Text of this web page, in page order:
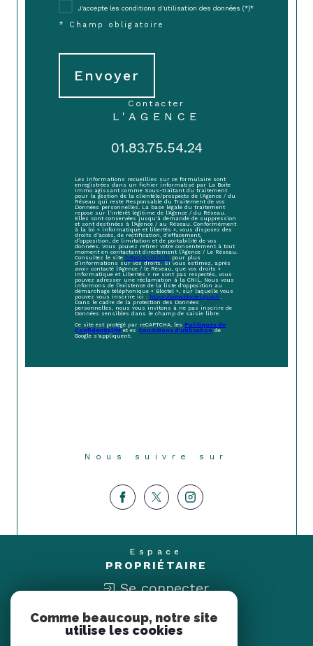
J'accepte les conditions d'utilisation des données (*)*
* Champ obligatoire
Envoyer
contacter
L'AGENCE
01.83.75.54.24
Les informations recueillies sur ce formulaire sont
enregistrées dans un fichier informatisé par La Boite
Immo agissant comme Sous-traitant du traitement
pour la gestion de la clientèle/prospects de l'Agence / du
Réseau qui reste Responsable du Traitement de vos
Données personnelles. La base légale du traitement
repose sur l'intérêt légitime de l'Agence / du Réseau.
Elles sont conservées jusqu'à demande de suppression
et sont destinées à l'Agence / au Réseau. Conformément
à la loi « informatique et libertés », vous disposez des
droits d’accès, de rectification, d’effacement,
d’opposition, de limitation et de portabilité de vos
données. Vous pouvez retirer votre consentement à tout
moment en contactant directement l’Agence / Le Réseau.
Consultez le site https://cnil.fr/fr pour plus
d’informations sur vos droits. Si vous estimez, après
avoir contacté l'Agence / le Réseau, que vos droits «
Informatique et Libertés » ne sont pas respectés, vous
pouvez adresser une réclamation à la CNIL. Nous vous
informons de l’existence de la liste d'opposition au
démarchage téléphonique « Bloctel », sur laquelle vous
pouvez vous inscrire ici : https://www.bloctel.gouv.fr.
Dans le cadre de la protection des Données
personnelles, nous vous invitons à ne pas inscrire de
Données sensibles dans le champ de saisie libre.
Ce site est protégé par reCAPTCHA, lesPolitiques de
Confidentialité et esConditions d'utilisation de
Google s'appliquent.
Nous suivre sur
Espace
PROPRIÉTAIRE
Se connecter
Nous
ADHÉRONS
Comme beaucoup, notre site
utilise les cookies